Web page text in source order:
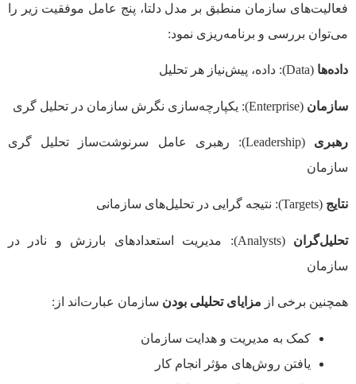
فعالیت‌های سازمان منطبق بر مدل دلتا، پنج عامل موفقیت زیر را
می‌توان بررسی و برنامه‌ریزی نمود:
داده‌ها (Data): داده، پیش‌نیاز هر تحلیل
سازمان (Enterprise): یکپارچه‌سازی نگرش سازمان در تحلیل گری
رهبری
(Leadership): رهبری عامل سرنوشت‌ساز تحلیل گری
سازمان
نتایج (Targets): نتیجه گرایی در تحلیل‌های سازمانی
تحلیل‌گران
(Analysts): مدیریت استعدادهای بارزش و نادر در
سازمان
همچنین برخی از مزایای تحلیلی بودن سازمان عبارت‌اند از:
کمک به مدیریت و هدایت سازمان
یافتن روش‌های مؤثر انجام کار